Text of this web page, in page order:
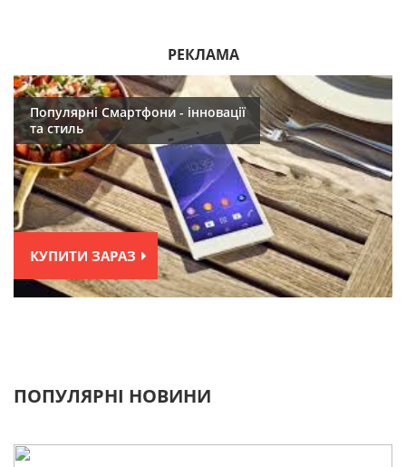
РЕКЛАМА
Популярні Смартфони - інновації
та стиль
КУПИТИ ЗАРАЗ
ПОПУЛЯРНІ НОВИНИ